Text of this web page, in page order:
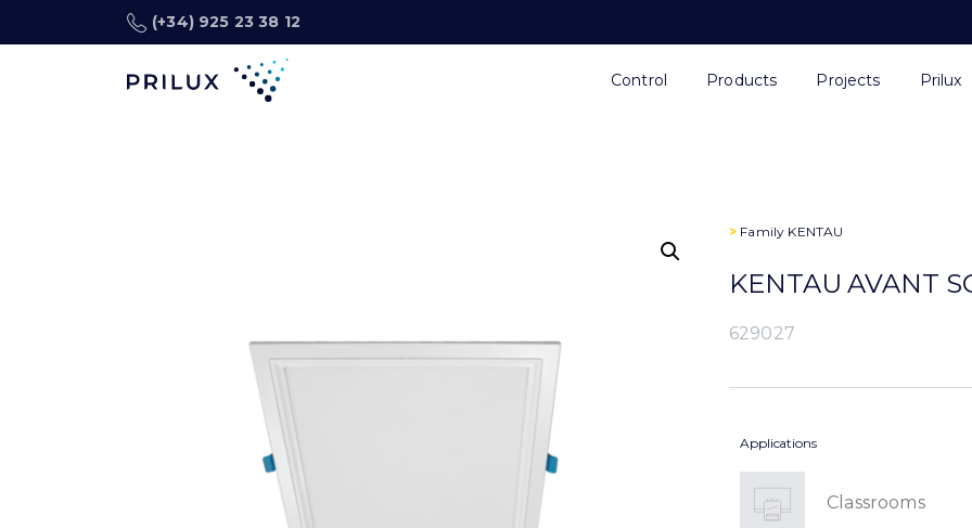
(+34) 925 23 38 12
Control Products Projects Prilux
> Family KENTAU
KENTAU AVANT
629027
Applications
Classrooms